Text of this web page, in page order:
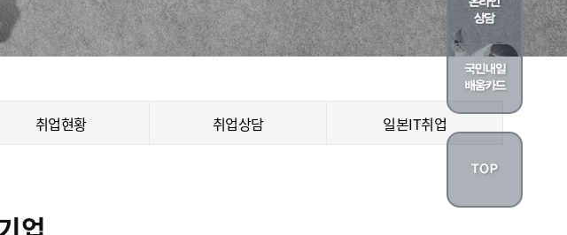
취업현황 취업상담 일본IT취업